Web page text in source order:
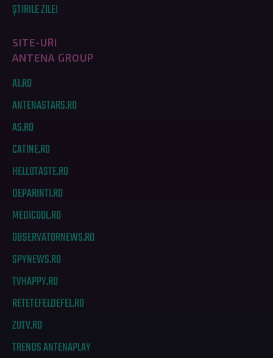
ȘTIRILE ZILEI
SITE-URI
ANTENA GROUP
A1.RO
ANTENASTARS.RO
AS.RO
CATINE.RO
HELLOTASTE.RO
DEPARINTI.RO
MEDICOOL.RO
OBSERVATORNEWS.RO
SPYNEWS.RO
TVHAPPY.RO
RETETEFELDEFEL.RO
ZUTV.RO
TRENDS ANTENAPLAY